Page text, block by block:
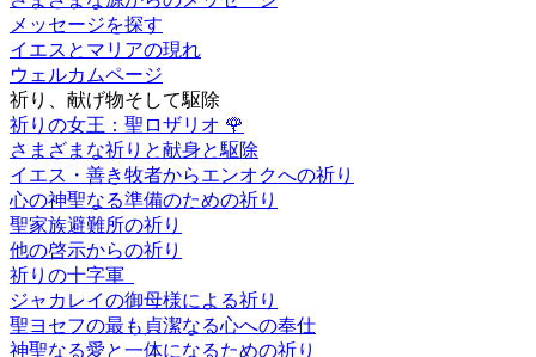
メッセージを探す
イエスとマリアの現れ
ウェルカムページ
祈り、献げ物そして駆除
祈りの女王：聖ロザリオ 🌹
さまざまな祈りと献身と駆除
イエス・善き牧者からエンオクへの祈り
心の神聖なる準備のための祈り
聖家族避難所の祈り
他の啓示からの祈り
祈りの十字軍
ジャカレイの御母様による祈り
聖ヨセフの最も貞潔なる心への奉仕
神聖なる愛と一体になるための祈り